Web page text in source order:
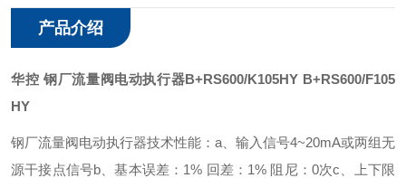
产品介绍
华控 钢厂流量阀电动执行器B+RS600/K105HY B+RS600/F105
HY
钢厂流量阀电动执行器技术性能： a、输入信号4~20mA或两组无
源干接点信号b、基本误差：1% 回差：1% 阻尼：0次c、上下限